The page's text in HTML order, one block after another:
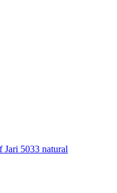
5033 natural